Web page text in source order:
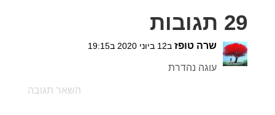
29 תגובות
שרה טופז ב12 ביוני 2020 ב19:15
עוגה נהדרת
השאר תגובה